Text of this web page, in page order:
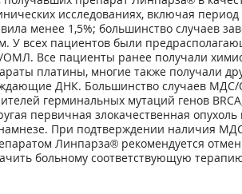
исследованиях, включая период
менее 1,5%; большинство случаев
У всех пациентов были
Все пациенты ранее получали
платины, многие также получали
ДНК. Большинство случаев
герминальных мутаций генов
первичная злокачественная
При подтверждении наличия
Линпарза® рекомендуется
больному соответствующую